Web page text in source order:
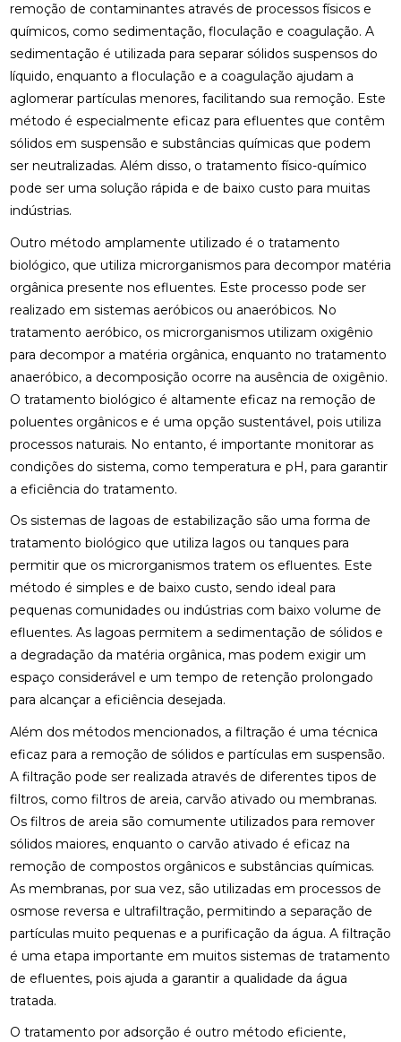
remoção de contaminantes através de processos físicos e
químicos, como sedimentação, floculação e coagulação. A
sedimentação é utilizada para separar sólidos suspensos do
líquido, enquanto a floculação e a coagulação ajudam a
aglomerar partículas menores, facilitando sua remoção. Este
método é especialmente eficaz para efluentes que contêm
sólidos em suspensão e substâncias químicas que podem
ser neutralizadas. Além disso, o tratamento físico-químico
pode ser uma solução rápida e de baixo custo para muitas
indústrias.
Outro método amplamente utilizado é o tratamento
biológico, que utiliza microrganismos para decompor matéria
orgânica presente nos efluentes. Este processo pode ser
realizado em sistemas aeróbicos ou anaeróbicos. No
tratamento aeróbico, os microrganismos utilizam oxigênio
para decompor a matéria orgânica, enquanto no tratamento
anaeróbico, a decomposição ocorre na ausência de oxigênio.
O tratamento biológico é altamente eficaz na remoção de
poluentes orgânicos e é uma opção sustentável, pois utiliza
processos naturais. No entanto, é importante monitorar as
condições do sistema, como temperatura e pH, para garantir
a eficiência do tratamento.
Os sistemas de lagoas de estabilização são uma forma de
tratamento biológico que utiliza lagos ou tanques para
permitir que os microrganismos tratem os efluentes. Este
método é simples e de baixo custo, sendo ideal para
pequenas comunidades ou indústrias com baixo volume de
efluentes. As lagoas permitem a sedimentação de sólidos e
a degradação da matéria orgânica, mas podem exigir um
espaço considerável e um tempo de retenção prolongado
para alcançar a eficiência desejada.
Além dos métodos mencionados, a filtração é uma técnica
eficaz para a remoção de sólidos e partículas em suspensão.
A filtração pode ser realizada através de diferentes tipos de
filtros, como filtros de areia, carvão ativado ou membranas.
Os filtros de areia são comumente utilizados para remover
sólidos maiores, enquanto o carvão ativado é eficaz na
remoção de compostos orgânicos e substâncias químicas.
As membranas, por sua vez, são utilizadas em processos de
osmose reversa e ultrafiltração, permitindo a separação de
partículas muito pequenas e a purificação da água. A filtração
é uma etapa importante em muitos sistemas de tratamento
de efluentes, pois ajuda a garantir a qualidade da água
tratada.
O tratamento por adsorção é outro método eficiente,